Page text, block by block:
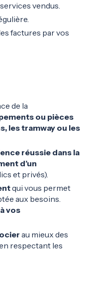
vendus.
factures par vos
de la
ou pièces
les tramway ou les
réussie dans la
d’un
et privés).
qui vous permet
aux besoins.
vos
au mieux des
respectant les